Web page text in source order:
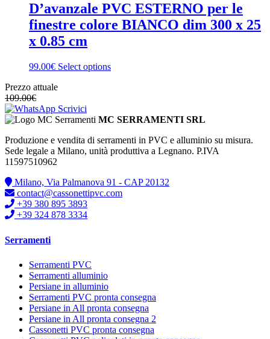
D’avanzale PVC ESTERNO per le
finestre colore BIANCO dim 300 x 25
x 0.85 cm
99.00€ Select options
Prezzo attuale
109.00€
Scrivici
MC SERRAMENTI SRL
Produzione e vendita di serramenti in PVC e alluminio su misura.
Sede legale a Milano, unità produttiva a Legnano. P.IVA
11597510962
Milano, Via Palmanova 91 - CAP 20132
contact@cassonettipvc.com
+39 380 895 3893
+39 324 878 3334
Serramenti
Serramenti PVC
Serramenti alluminio
Persiane in alluminio
Serramenti PVC pronta consegna
Persiane in All pronta consegna
Persiane in All pronta consegna 2
Cassonetti PVC pronta consegna